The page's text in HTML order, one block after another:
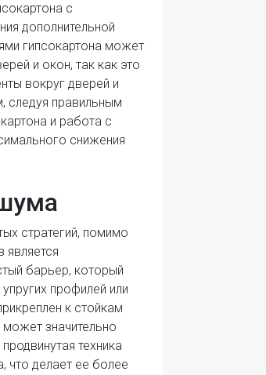
с
дополнительной
гипсокартона может
и окон, так как это
вокруг дверей и
следуя правильным
и работа с
снижения
стратегий, помимо
барьер, который
профилей или
к стойкам
значительно
техника
что делает ее более